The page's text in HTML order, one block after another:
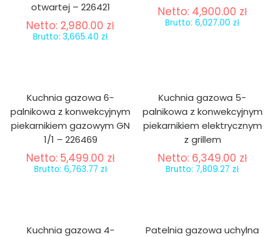
otwartej – 226421
Netto: 2,980.00 zł
Brutto:3,665.40 zł
Netto: 4,900.00 zł
Brutto:6,027.00 zł
Kuchnia gazowa 6-
palnikowa z konwekcyjnym
piekarnikiem gazowym GN
1/1 – 226469
Netto: 5,499.00 zł
Brutto: 6,763.77 zł
Kuchnia gazowa 5-
palnikowa z konwekcyjnym
piekarnikiem elektrycznym
z grillem
Netto: 6,349.00 zł
Brutto: 7,809.27 zł
Kuchnia gazowa 4-
Patelnia gazowa uchylna